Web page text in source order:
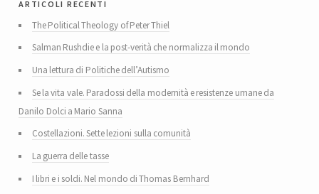
The Political Theology of Peter Thiel
Salman Rushdie e la post-verità che normalizza il mondo
Una lettura di Politiche dell’Autismo
Se la vita vale. Paradossi della modernità e resistenze umane da
Danilo Dolci a Mario Sanna
Costellazioni. Sette lezioni sulla comunità
La guerra delle tasse
I libri e i soldi. Nel mondo di Thomas Bernhard